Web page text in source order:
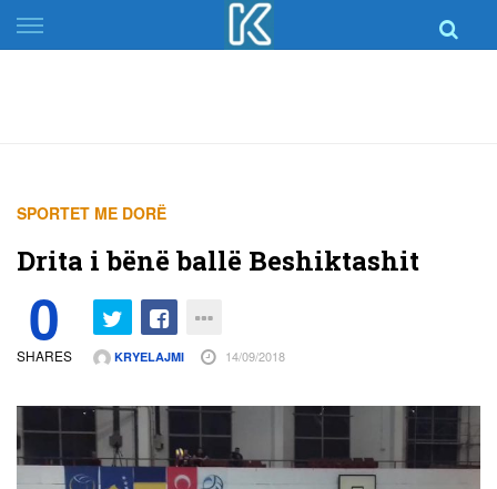
Skip
to
SPORTET ME DORË
Drita i bënë ballë Beshiktashit
0
SHARES KRYELAJMI 14/09/2018